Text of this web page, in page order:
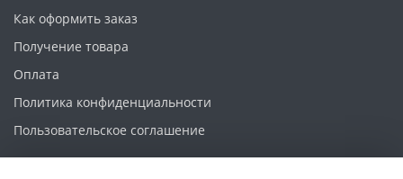
Как оформить заказ
Получение товара
Оплата
Политика конфиденциальности
Пользовательское соглашение